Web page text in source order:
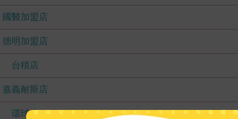
國醫加盟店
德明加盟店
台積店
嘉義耐斯店
環球店